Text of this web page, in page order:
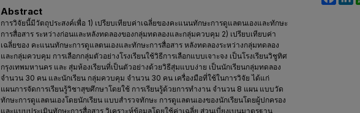
Abstract
การวิจัยนี้มีวัตถุประสงค์เพื่อ 1) เปรียบเทียบค่าเฉลี่ยของคะแนนทักษะการดูแลตนเองและทักษะ
การสื่อสาร ระหว่างก่อนและหลังทดลองของกลุ่มทดลองและกลุ่มควบคุม 2) เปรียบเทียบค่า
เฉลี่ยของ คะแนนทักษะการดูแลตนเองและทักษะการสื่อสาร หลังทดลองระหว่างกลุ่มทดลอง
และกลุ่มควบคุม การเลือกกลุ่มตัวอย่างโรงเรียนใช้วิธีการเลือกแบบเจาะจง เป็นโรงเรียนวิชูทิศ
กรุงเทพมหานคร และ สุ่มห้องเรียนที่เป็นตัวอย่างด้วยวิธีสุ่มแบบง่าย เป็นนักเรียนกลุ่มทดลอง
จำนวน 30 คน และนักเรียน กลุ่มควบคุม จำนวน 30 คน เครื่องมือที่ใช้ในการวิจัย ได้แก่
แผนการจัดการเรียนรู้วิชาสุขศึกษาโดยใช้ การเรียนรู้ด้วยการทำงาน จำนวน 8 แผน แบบวัด
ทักษะการดูแลตนเองโดยนักเรียน แบบสำรวจทักษะ การดูแลตนเองของนักเรียนโดยผู้ปกครอง
และแบบประเมินทักษะการสื่อสาร วิเคราะห์ข้อมูลโดยใช้ค่าเฉลี่ย ส่วนเบี่ยงเบนมาตรฐาน